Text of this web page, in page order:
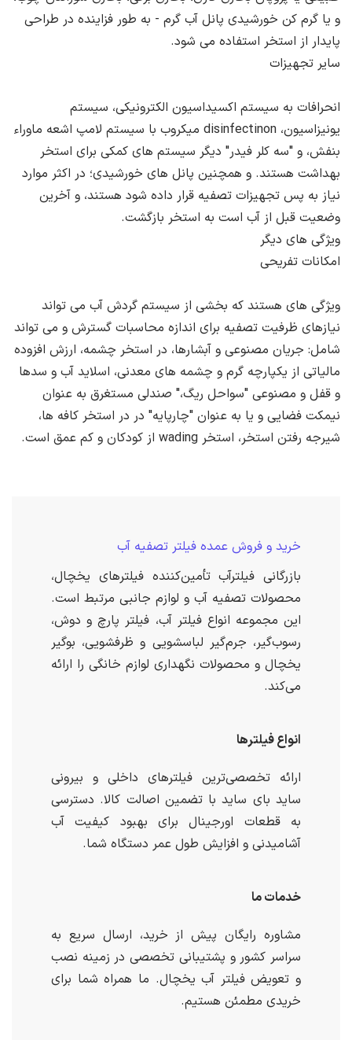
و یا گرم کن خورشیدی پانل آب گرم - به طور فزاینده در طراحی
پایدار از استخر استفاده می شود.
سایر تجهیزات
انحرافات به سیستم اکسیداسیون الکترونیکی، سیستم
یونیزاسیون، disinfectinon میکروب با سیستم لامپ اشعه ماوراء
بنفش، و "سه کلر فیدر" دیگر سیستم های کمکی برای استخر
بهداشت هستند. و همچنین پانل های خورشیدی؛ در اکثر موارد
نیاز به پس تجهیزات تصفیه قرار داده شود هستند، و آخرین
وضعیت قبل از آب است به استخر بازگشت.
ویژگی های دیگر
امکانات تفریحی
ویژگی های هستند که بخشی از سیستم گردش آب می تواند
نیازهای ظرفیت تصفیه برای اندازه محاسبات گسترش و می تواند
شامل: جریان مصنوعی و آبشارها، در استخر چشمه، ارزش افزوده
مالیاتی از یکپارچه گرم و چشمه های معدنی، اسلاید آب و سدها
و قفل و مصنوعی "سواحل ریگ،" صندلی مستغرق به عنوان
نیمکت فضایی و یا به عنوان "چارپایه" در در استخر کافه ها،
شیرجه رفتن استخر، استخر wading از کودکان و کم عمق است.
خرید و فروش عمده فیلتر تصفیه آب
بازرگانی فیلترآب تأمین‌کننده فیلترهای یخچال،
محصولات تصفیه آب و لوازم جانبی مرتبط است.
این مجموعه انواع فیلتر آب، فیلتر پارچ و دوش،
رسوب‌گیر، جرم‌گیر لباسشویی و ظرفشویی، بوگیر
یخچال و محصولات نگهداری لوازم خانگی را ارائه
می‌کند.
انواع فیلترها
ارائه تخصصی‌ترین فیلترهای داخلی و بیرونی
ساید بای ساید با تضمین اصالت کالا. دسترسی
به قطعات اورجینال برای بهبود کیفیت آب
آشامیدنی و افزایش طول عمر دستگاه شما.
خدمات ما
مشاوره رایگان پیش از خرید، ارسال سریع به
سراسر کشور و پشتیبانی تخصصی در زمینه نصب
و تعویض فیلتر آب یخچال. ما همراه شما برای
خریدی مطمئن هستیم.